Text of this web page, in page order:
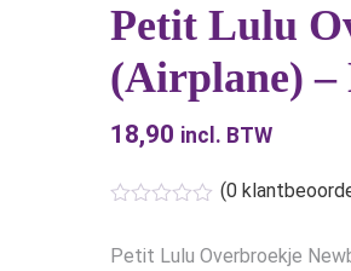
Petit Lulu
(Airplane) –
18,90 incl. BTW
(0
Petit Lulu Overbroekje